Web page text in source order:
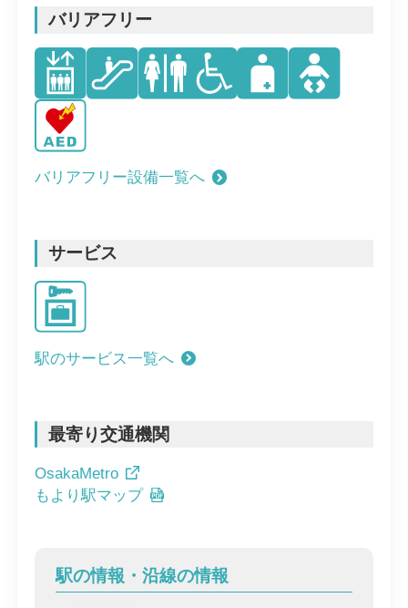
バリアフリー
バリアフリー設備一覧へ
サービス
駅のサービス一覧へ
最寄り交通機関
OsakaMetro
もより駅マップ
駅の情報・沿線の情報